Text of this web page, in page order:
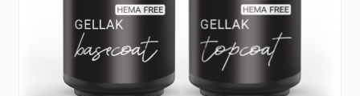
€ 23,98
Excl. BTW:€ 19,82